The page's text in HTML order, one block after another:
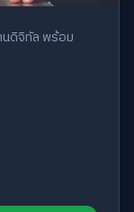
ดิจิทัล พร้อม